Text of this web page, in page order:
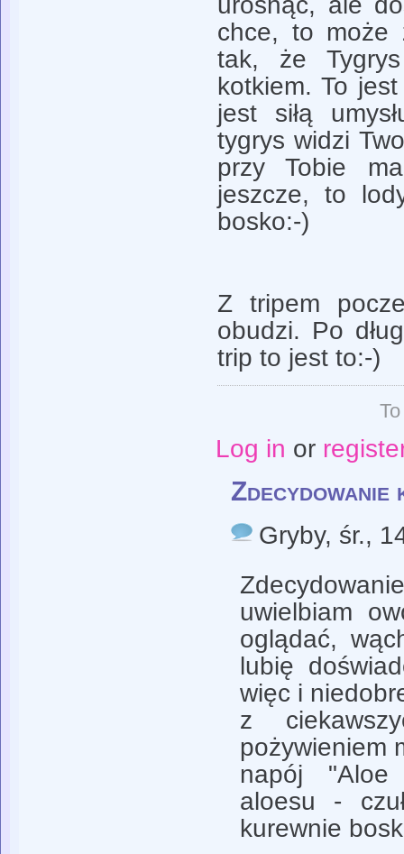
chce, to może
tak, że
kotkiem. To
jest siłą
tygrys widzi
przy Tobie
jeszcze, to
bosko:-)
Z tripem
obudzi. Po
trip to jest to:-)
Log in or
Gryby, śr.,
uwielbiam
oglądać,
lubię
więc i
z
pożywieniem
napój "Aloe
aloesu -
kurewnie